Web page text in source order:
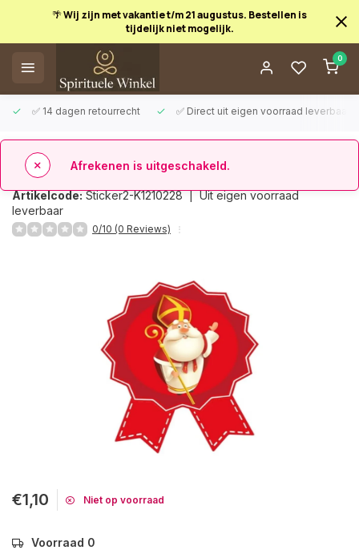
🌴 Wij zijn met vakantie t/m 21 augustus. Bestellen is
tijdelijk niet mogelijk.
0
✅ 14 dagen retourrecht ✅ Direct uit eigen voorraad leverbaar
Afrekenen is uitgeschakeld.
Cadeausticker Sinterklaas 10 stuks
Artikelcode:Sticker2-K1210228 |Uit eigen voorraad
leverbaar
0/10 (0 Reviews)
€1,10 Niet op voorraad
Voorraad 0